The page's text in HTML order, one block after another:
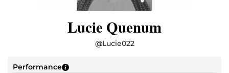
Lucie Quenum
@Lucie022
Performance